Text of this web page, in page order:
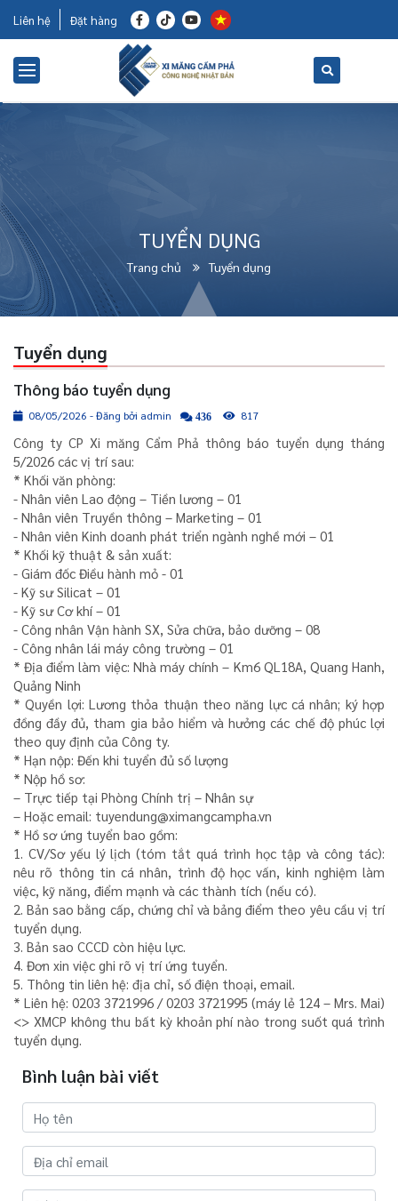
Liên hệ Đặt hàng
TUYỂN DỤNG
Trang chủ Tuyển dụng
Tuyển dụng
Thông báo tuyển dụng
08/05/2026 - Đăng bởi admin 436 817
Công ty CP Xi măng Cẩm Phả thông báo tuyển dụng tháng
5/2026 các vị trí sau:
* Khối văn phòng:
- Nhân viên Lao động – Tiền lương – 01
- Nhân viên Truyền thông – Marketing – 01
- Nhân viên Kinh doanh phát triển ngành nghề mới – 01
* Khối kỹ thuật & sản xuất:
- Giám đốc Điều hành mỏ - 01
- Kỹ sư Silicat – 01
- Kỹ sư Cơ khí – 01
- Công nhân Vận hành SX, Sửa chữa, bảo dưỡng – 08
- Công nhân lái máy công trường – 01
* Địa điểm làm việc: Nhà máy chính – Km6 QL18A, Quang Hanh,
Quảng Ninh
* Quyền lợi: Lương thỏa thuận theo năng lực cá nhân; ký hợp
đồng đầy đủ, tham gia bảo hiểm và hưởng các chế độ phúc lợi
theo quy định của Công ty.
* Hạn nộp: Đến khi tuyển đủ số lượng
* Nộp hồ sơ:
– Trực tiếp tại Phòng Chính trị – Nhân sự
– Hoặc email: tuyendung@ximangcampha.vn
* Hồ sơ ứng tuyển bao gồm:
1. CV/Sơ yếu lý lịch (tóm tắt quá trình học tập và công tác):
nêu rõ thông tin cá nhân, trình độ học vấn, kinh nghiệm làm
việc, kỹ năng, điểm mạnh và các thành tích (nếu có).
2. Bản sao bằng cấp, chứng chỉ và bảng điểm theo yêu cầu vị trí
tuyển dụng.
3. Bản sao CCCD còn hiệu lực.
4. Đơn xin việc ghi rõ vị trí ứng tuyển.
5. Thông tin liên hệ: địa chỉ, số điện thoại, email.
* Liên hệ: 0203 3721996 / 0203 3721995 (máy lẻ 124 – Mrs. Mai)
<> XMCP không thu bất kỳ khoản phí nào trong suốt quá trình
tuyển dụng.
Bình luận bài viết